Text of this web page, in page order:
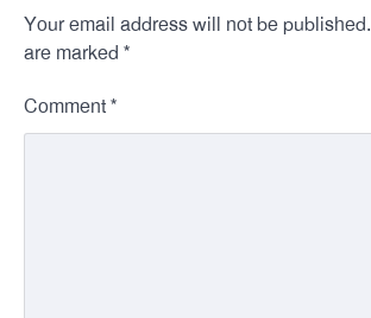
Your email address will not be published.
are marked *
Comment *